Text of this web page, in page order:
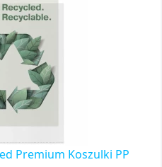
Premium Koszulki PP